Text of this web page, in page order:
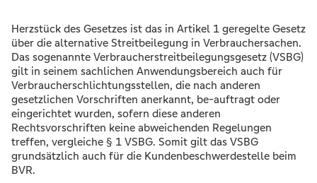
Herzstück des Gesetzes ist das in Artikel 1 geregelte Gesetz
über die alternative Streitbeilegung in Verbrauchersachen.
Das sogenannte Verbraucherstreitbeilegungsgesetz (VSBG)
gilt in seinem sachlichen Anwendungsbereich auch für
Verbraucherschlichtungsstellen, die nach anderen
gesetzlichen Vorschriften anerkannt, be-auftragt oder
eingerichtet wurden, sofern diese anderen
Rechtsvorschriften keine abweichenden Regelungen
treffen, vergleiche § 1 VSBG. Somit gilt das VSBG
grundsätzlich auch für die Kundenbeschwerdestelle beim
BVR.